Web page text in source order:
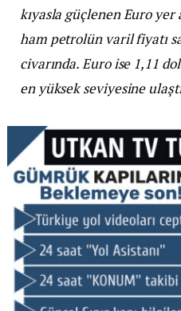
kıyasla güçlenen Euro yer
ham petrolün varil fiyatı
civarında. Euro ise 1,11
en yüksek seviyesine